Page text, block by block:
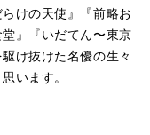
けの天使』『前略お
』『いだてん〜東京
け抜けた名優の生々
います。